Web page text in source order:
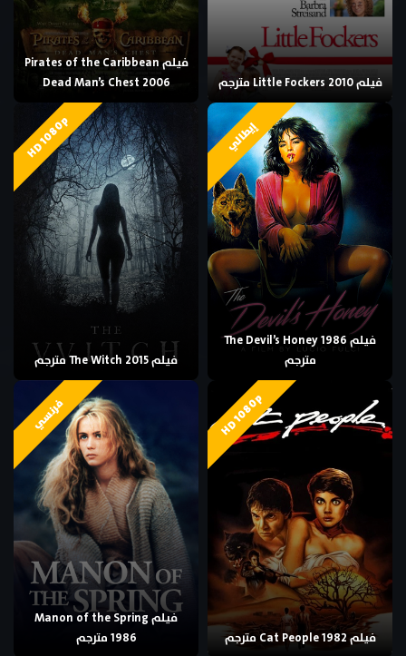
فيلم Little Fockers 2010 مترجم
فيلم Pirates of the Caribbean
Dead Man’s Chest 2006
إيطالي
فيلم The Devil’s Honey 1986
مترجم
HD 1080p
فيلم The Witch 2015 مترجم
HD 1080p
فيلم Cat People 1982 مترجم
فرنسي
فيلم Manon of the Spring
1986 مترجم